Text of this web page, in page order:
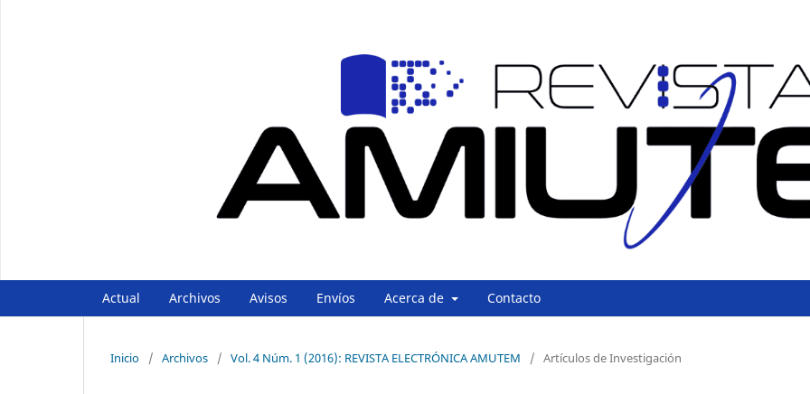
Actual Archivos Avisos Envíos Acerca de Contacto
Inicio / Archivos / Vol. 4 Núm. 1 (2016): REVISTA ELECTRÓNICA AMUTEM / Artículos de Investigación